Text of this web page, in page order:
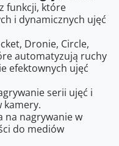
funkcji, które
i dynamicznych ujęć
Dronie, Circle,
automatyzują ruchy
efektownych ujęć
serii ujęć i
kamery.
na nagrywanie w
do mediów